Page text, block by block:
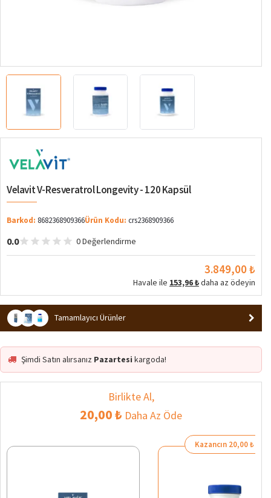
Velavit V-Resveratrol Longevity - 120 Kapsül
Barkod: 8682368909366Ürün Kodu: crs2368909366
0.0 0 Değerlendirme
3.849,00 ₺
Havale ile 153,96 ₺daha az ödeyin
Tamamlayıcı Ürünler
Şimdi Satın alırsanız Pazartesi kargoda!
Birlikte Al,
20,00 ₺ Daha Az Öde
Kazancın 20,00 ₺